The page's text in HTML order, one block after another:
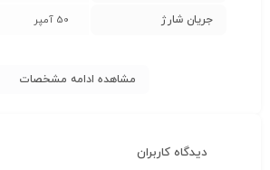
جریان شارژ 50 آمپر
مشاهده ادامه مشخصات
دیدگاه کاربران